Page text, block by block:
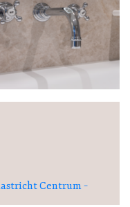
Centrum –